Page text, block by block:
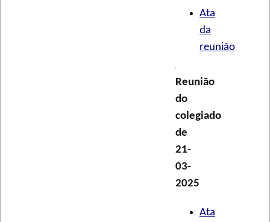
Ata
da
reunião
Reunião
do
colegiado
de
21-
03-
2025
Ata